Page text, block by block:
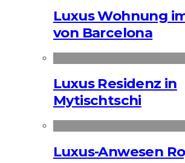
Luxus Wohnung
von Barcelona
Luxus Residenz in
Mytischtschi
Luxus-Anwesen